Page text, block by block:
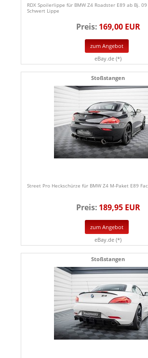
RDX Spoilerlippe für BMW Z4 Roadster E89 ab Bj.
Schwert Lippe
Preis: 169,00 EUR
zum Angebot
eBay.de (*)
Stoßstangen
Street Pro Heckschürze für BMW Z4 M-Paket E89
Preis: 189,95 EUR
zum Angebot
eBay.de (*)
Stoßstangen